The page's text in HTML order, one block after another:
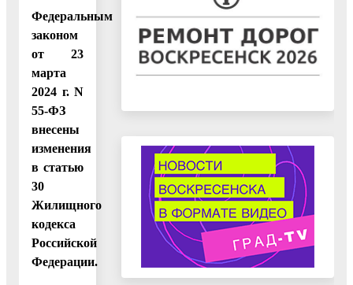
Федеральным
законом
от 23
марта
2024 г. N
55-ФЗ
внесены
изменения
в статью
30
Жилищного
кодекса
Российской
Федерации.